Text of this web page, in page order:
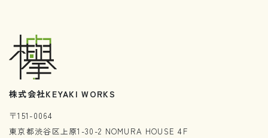
株式会社KEYAKI WORKS
〒151-0064
東京都渋谷区上原1-30-2 NOMURA HOUSE 4F